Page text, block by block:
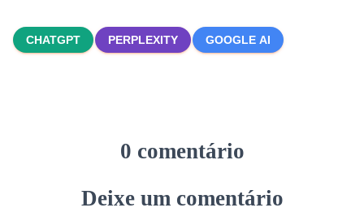
CHATGPT PERPLEXITY GOOGLE AI
0 comentário
Deixe um comentário